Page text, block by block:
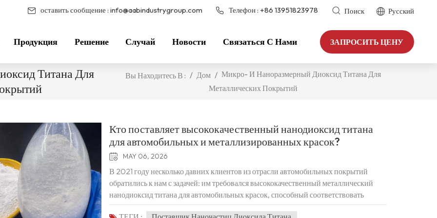
оставить сообщение : info@aabindustrygroup.com Телефон : +86 13951823978 Поиск Русский
Продукция Решение Случай Новости Связаться С Нами ЗАПРОСИТЬ ЦЕНУ
Титана Для
Вы Находитесь В : / Дом / Микро- И Наноразмерный Диоксид Титана Для
Металлических Покрытий
Кто поставляет высококачественный нанодиоксид титана
для автомобильных и металлизированных красок?
MAY 06, 2026
В 2021 году несколько давних клиентов из отрасли автомобильных покрытий
обратились к нам с задачей: им требовался высококачественный металлический
нанодиоксид титана для автомобильных красок, способный соответствовать
характеристикам ведущих мировых брендов, таких как TAYCA (Япония) и Venator